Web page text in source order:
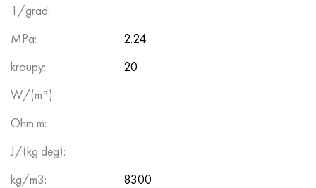
1/grad:
MPa:
2.24
kroupy:
20
W/(m°):
Ohm m:
J/(kg deg):
kg/m3:
8300